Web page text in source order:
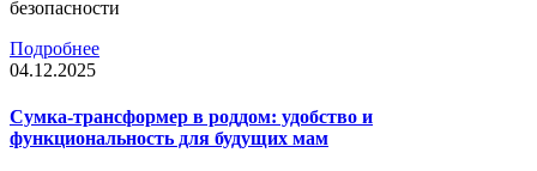
безопасности
Подробнее
04.12.2025
Сумка-трансформер в роддом: удобство и
функциональность для будущих мам